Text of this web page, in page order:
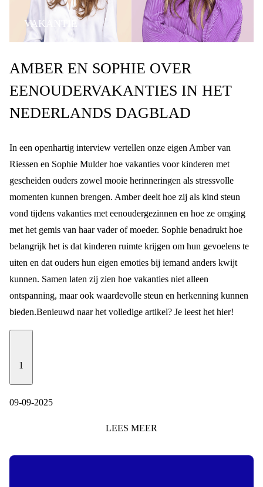
VAKANTIE
VAKANTIE EN SCHEIDING
AMBER EN SOPHIE OVER
EENOUDERVAKANTIES IN HET
NEDERLANDS DAGBLAD
In een openhartig interview vertellen onze eigen Amber van
Riessen en Sophie Mulder hoe vakanties voor kinderen met
gescheiden ouders zowel mooie herinneringen als stressvolle
momenten kunnen brengen. Amber deelt hoe zij als kind steun
vond tijdens vakanties met eenoudergezinnen en hoe ze omging
met het gemis van haar vader of moeder. Sophie benadrukt hoe
belangrijk het is dat kinderen ruimte krijgen om hun gevoelens te
uiten en dat ouders hun eigen emoties bij iemand anders kwijt
kunnen. Samen laten zij zien hoe vakanties niet alleen
ontspanning, maar ook waardevolle steun en herkenning kunnen
bieden.Benieuwd naar het volledige artikel? Je leest het hier!
1
09-09-2025
LEES MEER